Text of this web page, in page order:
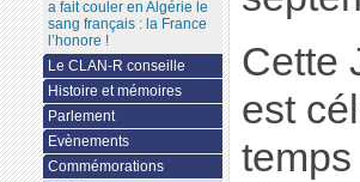
Cette
est
a fait couler en Algérie le
sang français : la France
l’honore !
Le CLAN-R conseille
Histoire et mémoires
Parlement
Evènements
Commémorations